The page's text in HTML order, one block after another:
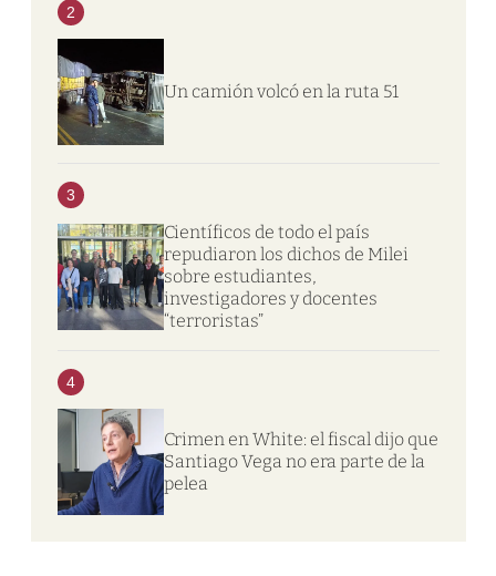
2
Un camión volcó en la ruta 51
3
Científicos de todo el país
repudiaron los dichos de Milei
sobre estudiantes,
investigadores y docentes
“terroristas”
4
Crimen en White: el fiscal dijo que
Santiago Vega no era parte de la
pelea